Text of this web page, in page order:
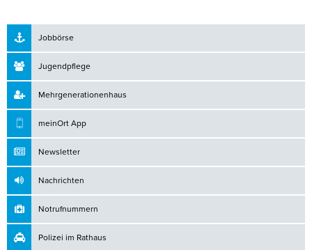
Jobbörse
Jugendpflege
Mehrgenerationenhaus
meinOrt App
Newsletter
Nachrichten
Notrufnummern
Polizei im Rathaus